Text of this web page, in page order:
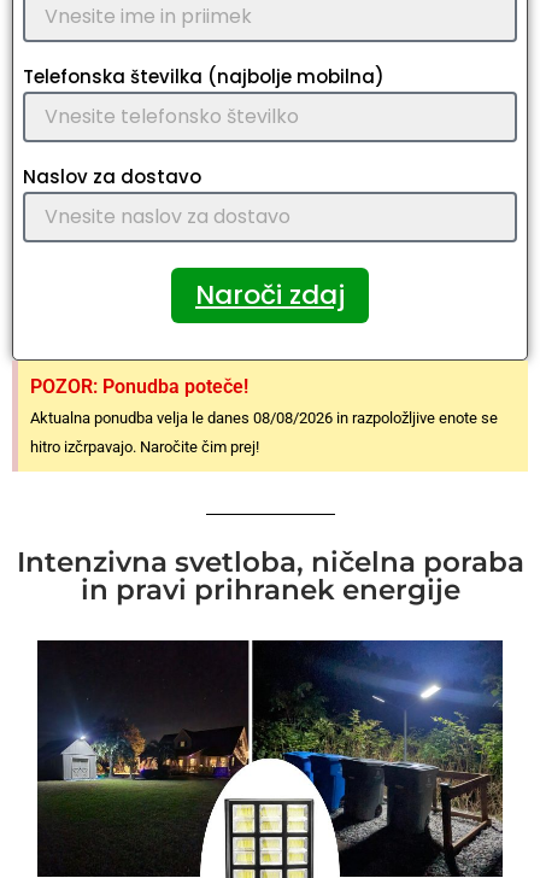
Telefonska številka (najbolje mobilna)
Naslov za dostavo
Naroči zdaj
POZOR: Ponudba poteče!
Aktualna ponudba velja le danes 08/08/2026 in razpoložljive enote se
hitro izčrpavajo. Naročite čim prej!
Intenzivna svetloba, ničelna poraba
in pravi prihranek energije